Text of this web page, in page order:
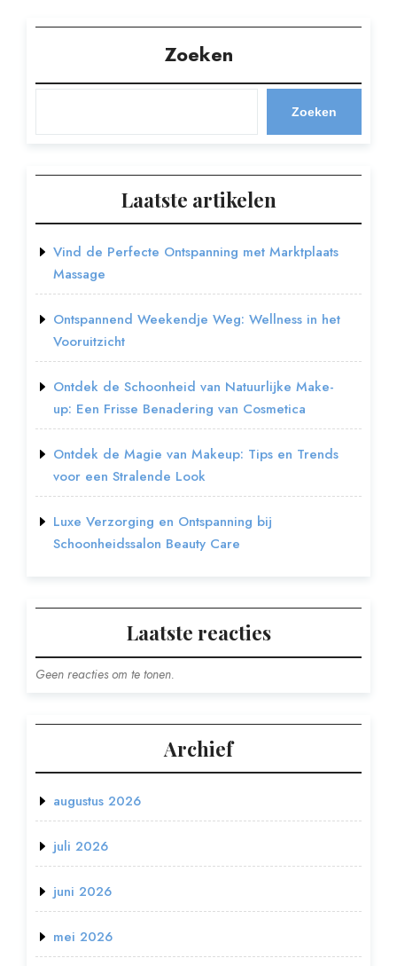
Zoeken
Zoeken
Laatste artikelen
Vind de Perfecte Ontspanning met Marktplaats
Massage
Ontspannend Weekendje Weg: Wellness in het
Vooruitzicht
Ontdek de Schoonheid van Natuurlijke Make-
up: Een Frisse Benadering van Cosmetica
Ontdek de Magie van Makeup: Tips en Trends
voor een Stralende Look
Luxe Verzorging en Ontspanning bij
Schoonheidssalon Beauty Care
Laatste reacties
Geen reacties om te tonen.
Archief
augustus 2026
juli 2026
juni 2026
mei 2026